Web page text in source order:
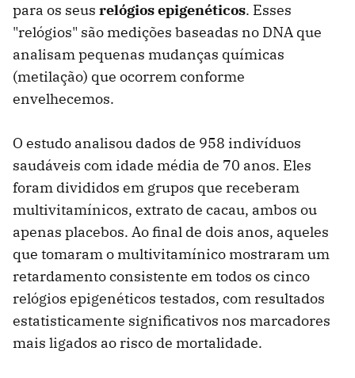
para os seus relógios epigenéticos. Esses
"relógios" são medições baseadas no DNA que
analisam pequenas mudanças químicas
(metilação) que ocorrem conforme
envelhecemos.
O estudo analisou dados de 958 indivíduos
saudáveis com idade média de 70 anos. Eles
foram divididos em grupos que receberam
multivitamínicos, extrato de cacau, ambos ou
apenas placebos. Ao final de dois anos, aqueles
que tomaram o multivitamínico mostraram um
retardamento consistente em todos os cinco
relógios epigenéticos testados, com resultados
estatisticamente significativos nos marcadores
mais ligados ao risco de mortalidade.